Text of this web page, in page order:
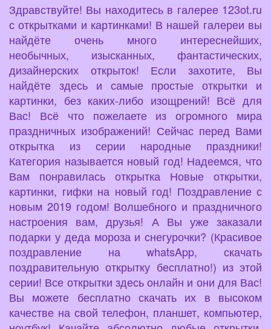
Здравствуйте! Вы находитесь в галерее 123ot.ru
с открытками и картинками! В нашей галереи вы
найдёте очень много интереснейших,
необычных, изысканных, фантастических,
дизайнерских открыток! Если захотите, Вы
найдёте здесь и самые простые открытки и
картинки, без каких-либо изощрений! Всё для
Вас! Всё что пожелаете из огромного мира
праздничных изображений! Сейчас перед Вами
открытка из серии народные праздники!
Категория называется новый год! Надеемся, что
Вам понравилась открытка Новые открытки,
картинки, гифки на новый год! Поздравление с
новым 2019 годом! Волшебного и праздничного
настроения вам, друзья! А Вы уже заказали
подарки у деда мороза и снегурочки? (Красивое
поздравление на whatsApp, скачать
поздравительную открытку бесплатно!) из этой
серии! Все открытки здесь онлайн и они для Вас!
Вы можете бесплатно скачать их в высоком
качестве на свой телефон, планшет, компьютер,